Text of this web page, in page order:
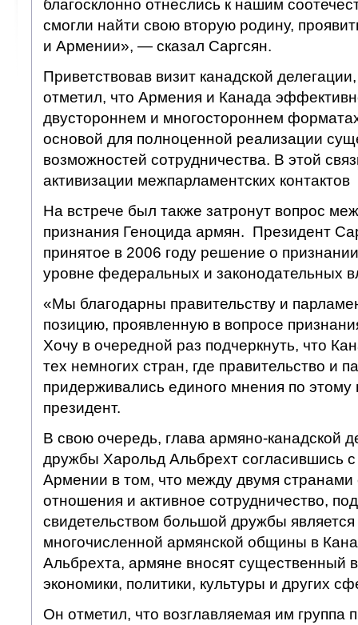
благосклонно отнеслись к нашим
смогли найти свою вторую родину,
и Армении», — сказал Саргсян.
Приветствовав визит канадской
отметил, что Армения и Канада
двустороннем и многостороннем
основой для полноценной реализации
возможностей сотрудничества. В этой
активизации межпарламентских контактов
На встрече был также затронут вопрос
признания Геноцида армян. Президент
принятое в 2006 году решение о
уровне федеральных и законодательных
«Мы благодарны правительству и
позицию, проявленную в вопросе
Хочу в очередной раз подчеркнуть, что
тех немногих стран, где правительство и
придерживались единого мнения по
президент.
В свою очередь, глава армяно-канадской
дружбы Харольд Альбрехт согласившись
Армении в том, что между двумя
отношения и активное сотрудничество,
свидетельством большой дружбы
многочисленной армянской общины в
Альбрехта, армяне вносят существенный
экономики, политики, культуры и других
Он отметил, что возглавляемая им группа